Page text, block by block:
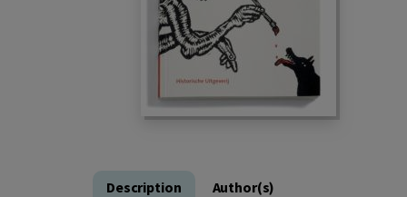
Description Author(s)